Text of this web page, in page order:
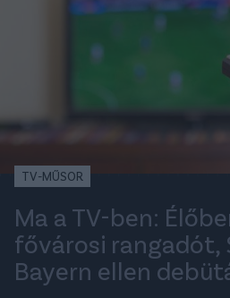
TV-MŰSOR
Ma a TV-ben:
fővárosi rangadót,
Bayern ellen